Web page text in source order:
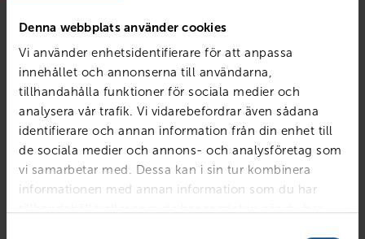
Denna webbplats använder cookies
Vi använder enhetsidentifierare för att anpassa
innehållet och annonserna till användarna,
tillhandahålla funktioner för sociala medier och
analysera vår trafik. Vi vidarebefordrar även sådana
identifierare och annan information från din enhet till
de sociala medier och annons- och analysföretag som
vi samarbetar med. Dessa kan i sin tur kombinera
informationen med annan information som du har
tillhandahållit eller som de har samlat in när du har
Sammanfattning
Kontantinstats
87 784 kr
Avbetalningstid
36 mån
Ränta
7.4%